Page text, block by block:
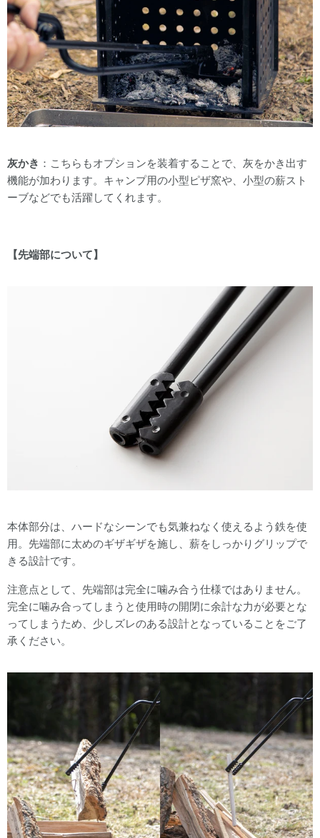
灰かき ： こちらもオプションを装着することで、灰をかき出す
機能が加わります。キャンプ用の小型ピザ窯や、小型の薪スト
ーブなどでも活躍してくれます。
【先端部について】
本体部分は、ハードなシーンでも気兼ねなく使えるよう鉄を使
用。 先端部に太めのギザギザを施し、薪をしっかりグリップで
きる設計です。
注意点として、先端部は完全に噛み合う仕様ではありません。
完全に噛み合ってしまうと使用時の開閉に余計な力が必要とな
ってしまうため、少しズレのある設計となっていることをご了
承ください。